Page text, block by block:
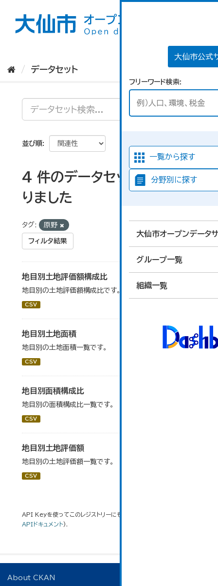
大仙市公式
フリーワード検索
一覧から探す
分野別に探す
大仙市オープンデータ
グループ一覧
組織一覧
データセット
並び順
4 件のデータセットが見つか
りました
タグ: 原野
フィルタ結果
地目別土地評価額構成比
地目別の土地評価額構成比です。
CSV
地目別土地面積
地目別の土地面積一覧です。
CSV
地目別面積構成比
地目別の面積構成比一覧です。
CSV
地目別土地評価額
地目別の土地評価額一覧です。
CSV
API Keyを使ってこのレジストリーにもアクセス可能です
APIドキュメント).
About CKAN